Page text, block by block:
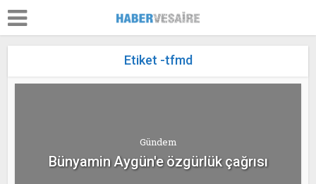
Etiket -tfmd
Gündem
Bünyamin Aygün'e özgürlük çağrısı